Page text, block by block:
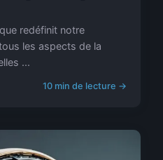
redéfinit notre
les aspects de la
...
10 min de lecture →